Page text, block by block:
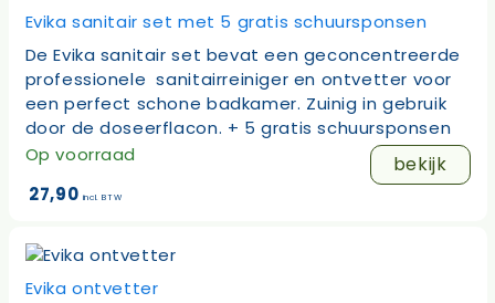
Evika sanitair set met 5 gratis schuursponsen
De Evika sanitair set bevat een geconcentreerde
professionele sanitairreiniger en ontvetter voor
een perfect schone badkamer. Zuinig in gebruik
door de doseerflacon. + 5 gratis schuursponsen
Op voorraad
bekijk
27,90 incl. BTW
Evika ontvetter